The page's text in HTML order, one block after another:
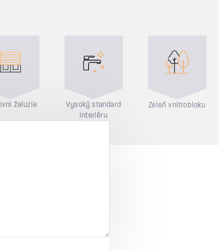
žaluzie
Vysoký standard
interiéru
Zeleň vnitrobloku